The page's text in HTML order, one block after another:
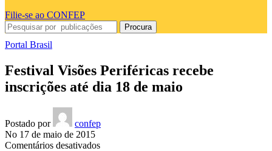
Filie-se ao CONFEP
Procura
Portal Brasil
Festival Visões Periféricas recebe
inscrições até dia 18 de maio
Postado por
confep
No 17 de maio de 2015
Comentários desativadosem